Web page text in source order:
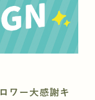
ワー大感謝キ